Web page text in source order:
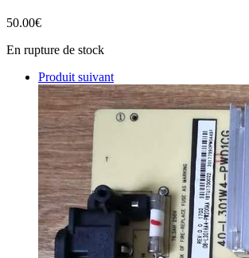
50.00€
En rupture de stock
Produit suivant